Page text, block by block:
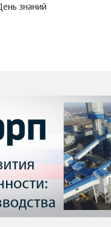
знаний